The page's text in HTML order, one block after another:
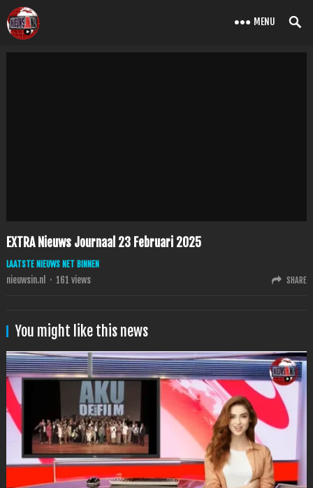
MENU
EXTRA Nieuws Journaal 23 Februari 2025
LAATSTE NIEUWS NET BINNEN
nieuwsin.nl · 161 views SHARE
You might like this news